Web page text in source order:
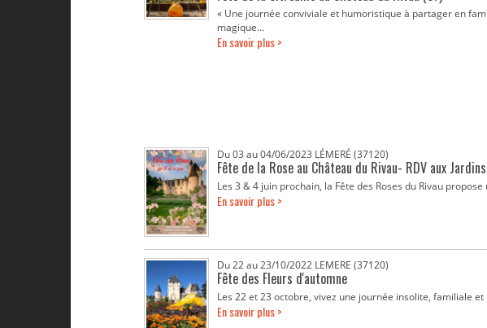
« Une journée conviviale et humoristique à partager en
magique...
En savoir plus >
Du 03 au 04/06/2023 LÉMERÉ (37120)
Fête de la Rose au Château du Rivau- RDV aux
Les 3 & 4 juin prochain, la Fête des Roses du Rivau
En savoir plus >
Du 22 au 23/10/2022 LEMERE (37120)
Fête des Fleurs d'automne
Les 22 et 23 octobre, vivez une journée insolite, familiale
En savoir plus >